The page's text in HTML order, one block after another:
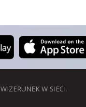
WIZERUNEK W SIECI.